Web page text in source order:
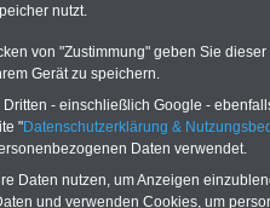
Beamte und den
für Personalräte
mit drei Ratgebern für nur
für Beamtinnen
sowie Beihilferecht in Bund und
Ratgeber sind übersichtlich
nutzt.
von "Zustimmung" geben Sie
Gerät zu speichern.
- einschließlich Google -
"Datenschutzerklärung &
Daten verwendet.
Daten nutzen, um Anzeigen
und verwenden Cookies, um